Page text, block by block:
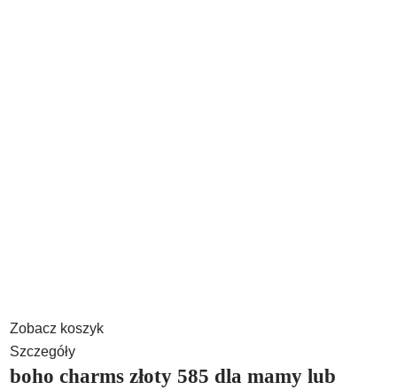
Zobacz koszyk
Szczegóły
boho charms złoty 585 dla mamy lub